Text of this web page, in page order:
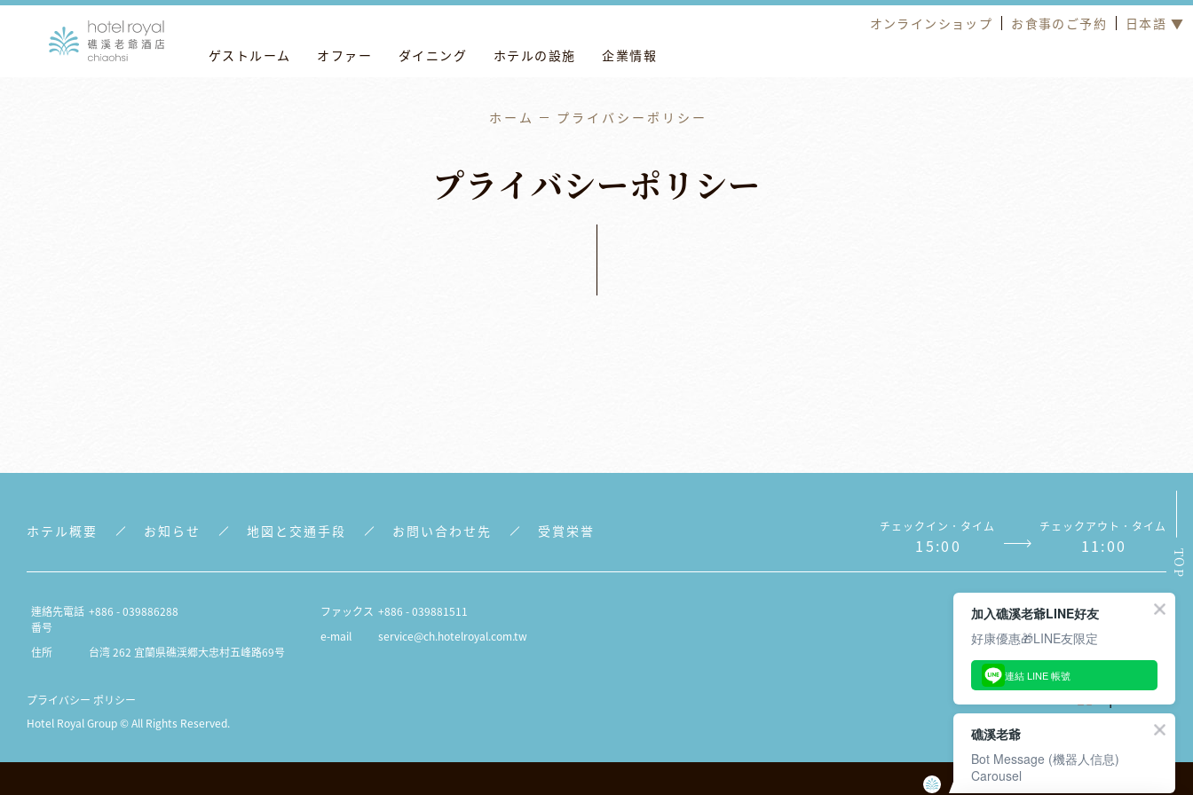
ゲストルーム オファー ダイニング ホテルの設施 企業情報
オンラインショップ お食事のご予約 日本語 ▼
ホーム プライバシーポリシー
プライバシーポリ シー
TOP
ホテル概要 お知らせ 地図と交通手段 お問い合わせ先 受賞栄誉 チェックイン．タイム
15:00
チェックアウト．タイム
11:00
連絡先電話
番号
+886 - 039886288
住所 台湾 262 宜蘭県礁渓郷大忠村五峰路69号
ファックス +886 - 039881511
e-mail
service@ch.hotelroyal.com.tw
メルマガの購読．解除
プライバシー ポリシー
Hotel Royal Group © All Rights Reserved.
加入礁溪老爺LINE好友
好康優惠🎁LINE友限定
連結 LINE 帳號
礁溪老爺
Bot Message (機器人信息)
Carousel